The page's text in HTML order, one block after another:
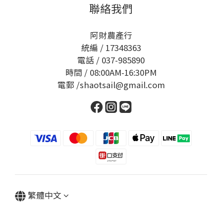
聯絡我們
阿財農產行
統編 / 17348363
電話 / 037-985890
時間 / 08:00AM-16:30PM
電郵 /shaotsail@gmail.com
繁體中文